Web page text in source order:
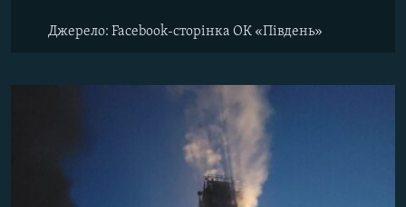
Джерело: Facebook-сторінка ОК «Південь»